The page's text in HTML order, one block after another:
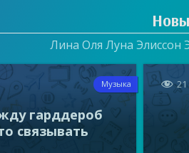
Лина Оля Луна Элиссон
Музыка
гарддероб
связывать
 21